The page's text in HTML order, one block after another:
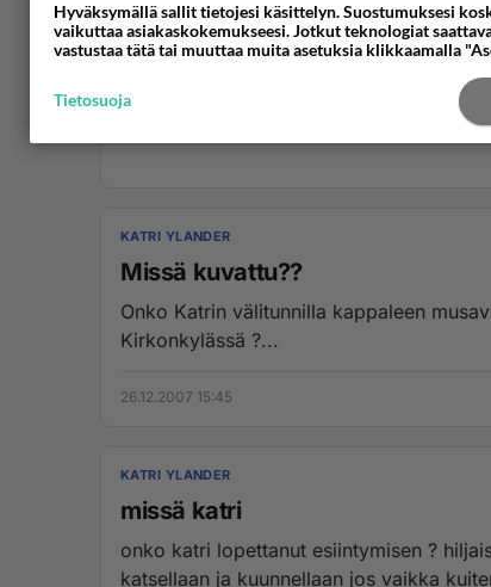
KATRI YLANDER
Missä kuvattu??
Onko Katrin välitunnilla kappaleen
Kirkonkylässä ?...
26.12.2007 15:45
KATRI YLANDER
missä katri
onko katri lopettanut esiintymisen ?
katsellaan ja kuunnellaan jos vaikka
Hyväksymällä sallit tietojesi käsittelyn. Suostumuksesi
vaikuttaa asiakaskokemukseesi. Jotkut teknologiat
vastustaa tätä tai muuttaa muita asetuksia klikkaamalla
Tietosuoja